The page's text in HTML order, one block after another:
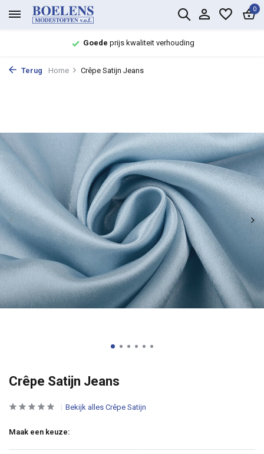
0
Goede prijs kwaliteit verhouding
Terug Home Crêpe Satijn Jeans
Crêpe Satijn Jeans
Bekijk alles Crêpe Satijn
Maak een keuze: